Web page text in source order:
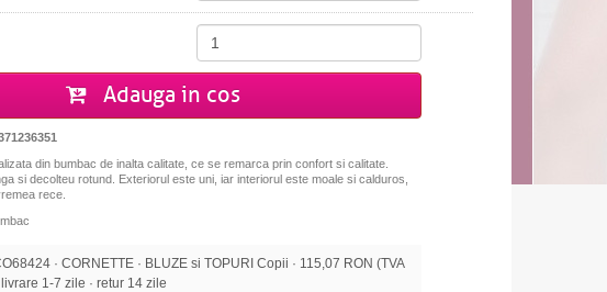
Adauga in cos
din bumbac de inalta calitate, ce se remarca prin confort si calitate.
si decolteu rotund. Exteriorul este uni, iar interiorul este moale si calduros,
rece.
· CORNETTE · BLUZE si TOPURI Copii · 115,07 RON (TVA
livrare 1-7 zile · retur 14 zile